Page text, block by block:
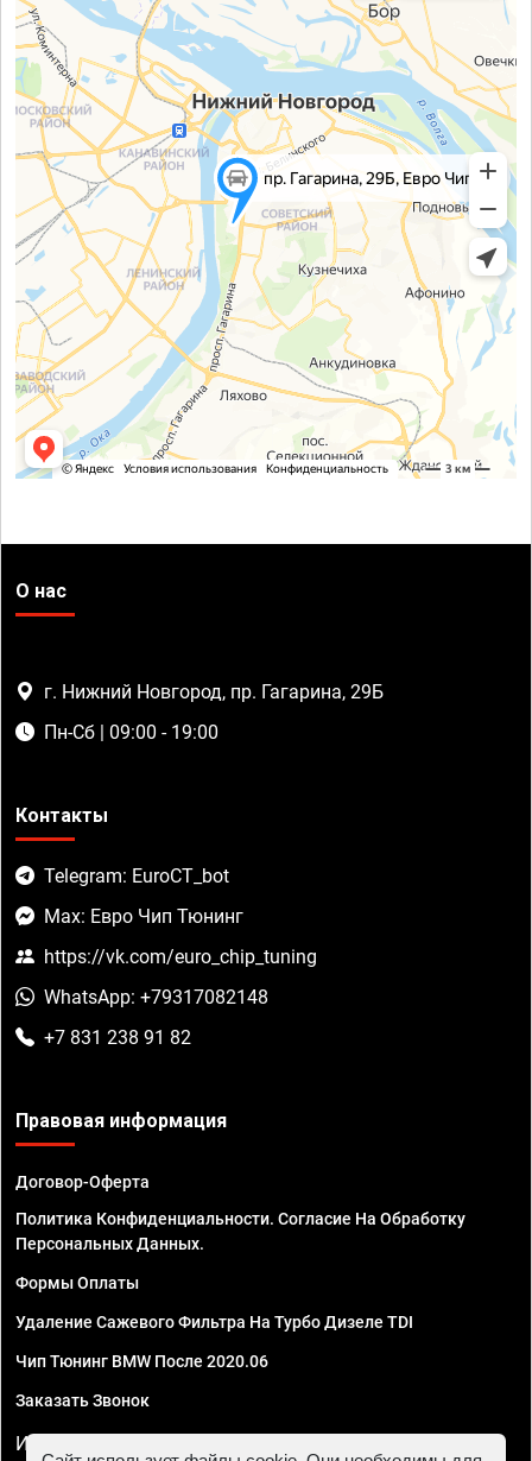
О нас
г. Нижний Новгород, пр. Гагарина, 29Б
Пн-Сб | 09:00 - 19:00
Контакты
Telegram: EuroCT_bot
Max: Евро Чип Тюнинг
https://vk.com/euro_chip_tuning
WhatsApp: +79317082148
+7 831 238 91 82
Правовая информация
Договор-Оферта
Политика Конфиденциальности. Согласие На Обработку
Персональных Данных.
Формы Оплаты
Удаление Сажевого Фильтра На Турбо Дизеле TDI
Чип Тюнинг BMW После 2020.06
Заказать Звонок
ИП Смирнов Георгий Павлович. ИНН 781302555843,